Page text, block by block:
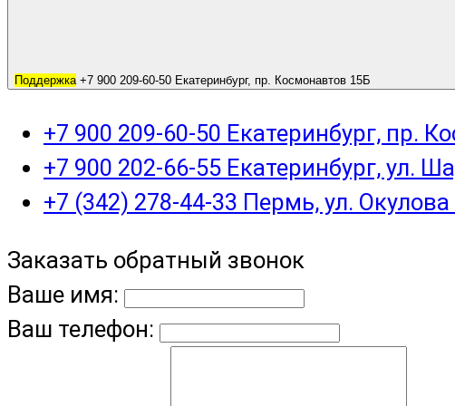
Поддержка +7 900 209-60-50 Екатеринбург, пр. Космонавтов 15Б
+7 900 209-60-50 Екатеринбург, пр.
+7 900 202-66-55 Екатеринбург, ул.
+7 (342) 278-44-33 Пермь, ул. Окулова
Заказать обратный звонок
Ваше имя:
Ваш телефон: